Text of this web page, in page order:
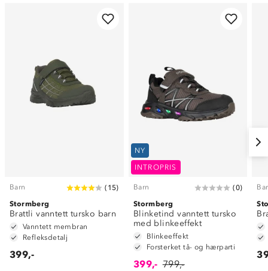
Barn ( 15)
Stormberg
Brattli vanntett tursko barn
Vanntett membran
Refleksdetalj
399,-
NY
INTROPRIS
Barn (0)
Stormberg
Blinketind vanntett tursko
med blinkeeffekt
Blinkeeffekt
Forsterket tå- og hærparti
399,- 799,-